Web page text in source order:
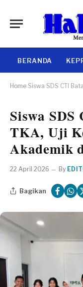
BERANDA
Home Siswa SDS CTI Batam
Siswa
TKA, Uji
Akademik
22 April 2026 By
Bagikan